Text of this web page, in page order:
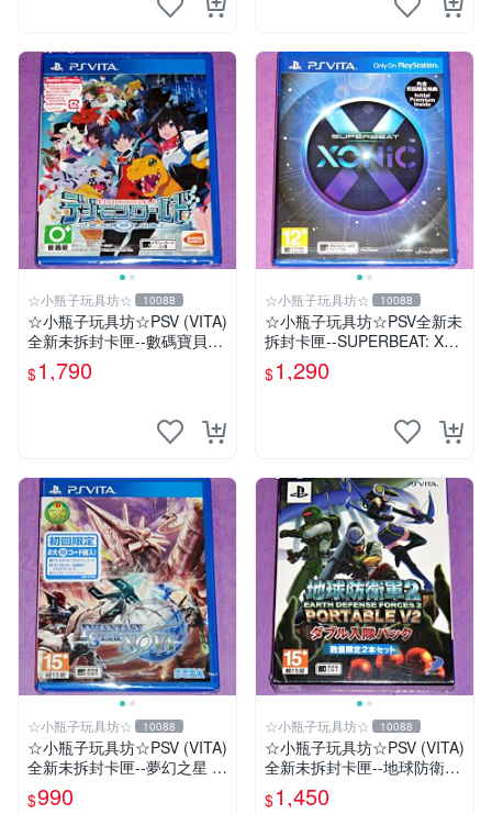
☆小瓶子玩具坊☆ 10088
☆小瓶子玩具坊☆PSV (VITA)
全新未拆封卡匣--數碼寶貝世
界-next 0rder-新秩序 (初回日
版)
$1,790
☆小瓶子玩具坊☆ 10088
☆小瓶子玩具坊☆PSV全新未
拆封卡匣--SUPERBEAT: XO
NiC 中文版
$1,290
☆小瓶子玩具坊☆ 10088
☆小瓶子玩具坊☆PSV (VITA)
全新未拆封卡匣--夢幻之星 N
OVA (亞版日文版)
$990
☆小瓶子玩具坊☆ 10088
☆小瓶子玩具坊☆PSV (VITA)
全新未拆封卡匣--地球防衛軍
2 攜帶版 V2 雙人入隊包
$1,450